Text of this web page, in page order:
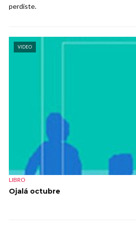
perdiste.
VIDEO
LIBRO
Ojalá octubre